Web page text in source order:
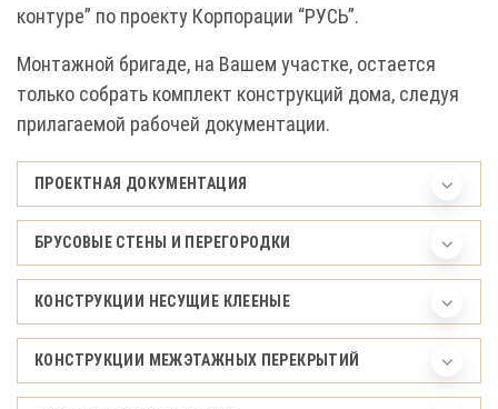
контуре” по проекту Корпорации “РУСЬ”.
Монтажной бригаде, на Вашем участке, остается
только собрать комплект конструкций дома, следуя
прилагаемой рабочей документации.
ПРОЕКТНАЯ ДОКУМЕНТАЦИЯ
БРУСОВЫЕ СТЕНЫ И ПЕРЕГОРОДКИ
КОНСТРУКЦИИ НЕСУЩИЕ КЛЕЕНЫЕ
КОНСТРУКЦИИ МЕЖЭТАЖНЫХ ПЕРЕКРЫТИЙ